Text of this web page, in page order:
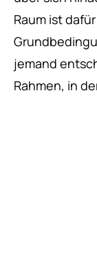
Raum ist
jemand
Rahmen, in